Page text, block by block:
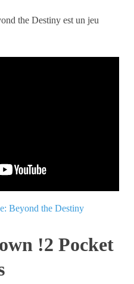
the Destiny est un jeu
Beyond the Destiny
!2 Pocket